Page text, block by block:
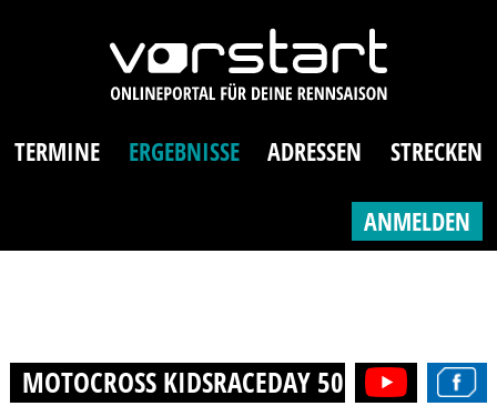
TERMINE ERGEBNISSE ADRESSEN STRECKEN
ANMELDEN
MOTOCROSS KIDSRACEDAY 50CCM 2025